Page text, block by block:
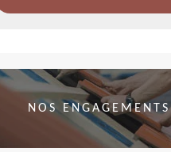
NOS ENGAGEMENTS